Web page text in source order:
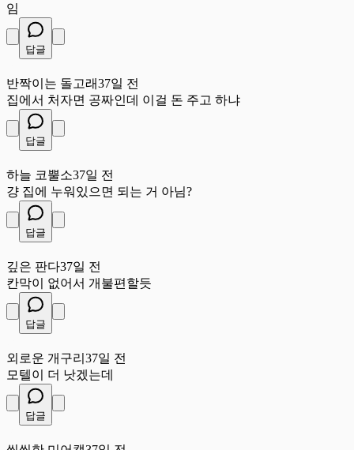
임
답글
반짝이는 돌고래37일 전
집에서 처자면 공짜인데 이걸 돈 주고 하냐
답글
하늘 코뿔소37일 전
걍 집에 누워있으면 되는 거 아님?
답글
깊은 판다37일 전
칸막이 없어서 개불편할듯
답글
외로운 개구리 37일 전
모텔이 더 낫겠는데
답글